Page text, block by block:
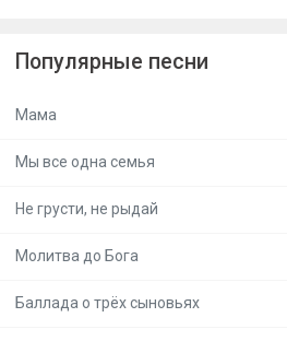
Популярные песни
Мама
Мы все одна семья
Не грусти, не рыдай
Молитва до Бога
Баллада о трёх сыновьях